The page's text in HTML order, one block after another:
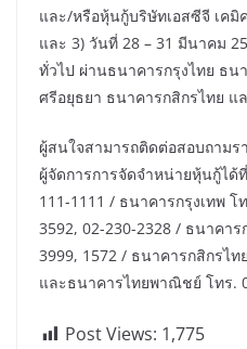
และ/หรือหุ้นกู้บริษัทเอสซีจี เค
และ 3) วันที่ 28 – 31 มีนาคม
ทั่วไป ผ่านธนาคารกรุงไทย ธน
ศรีอยุธยา ธนาคารกสิกรไทย
ผู้สนใจสามารถติดต่อสอบถามร
ผู้จัดการการจัดจำหน่ายหุ้นกู้ได้
111-1111 / ธนาคารกรุงเทพ โ
3592, 02-230-2328 / ธนาคา
3999, 1572 / ธนาคารกสิกรไท
และธนาคารไทยพาณิชย์ โทร.
Post Views: 1,775